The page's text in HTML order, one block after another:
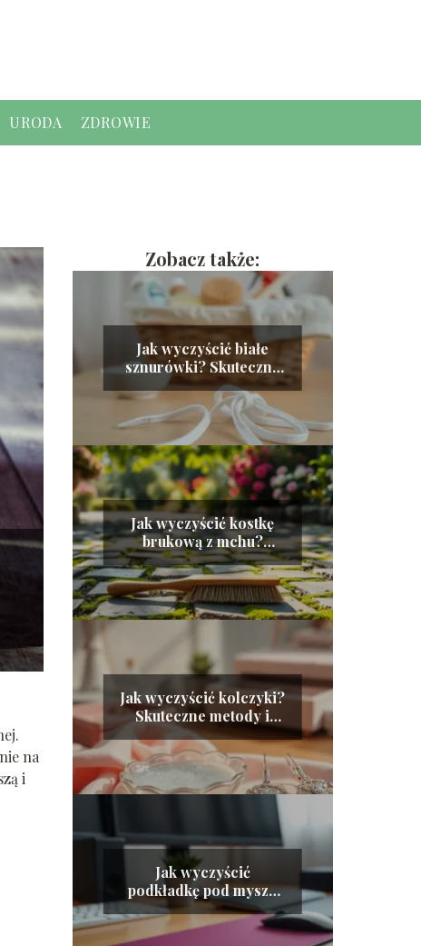
URODA ZDROWIE
na
i
Zobacz także:
Jak wyczyścić białe
sznurówki? Skuteczne
metody i porady
Jak wyczyścić kostkę
brukową z mchu?
Sprawdzone metody i
porady
Jak wyczyścić kolczyki?
Skuteczne metody i
praktyczne wskazówki
Jak wyczyścić
podkładkę pod mysz?
Praktyczne porady i
metody